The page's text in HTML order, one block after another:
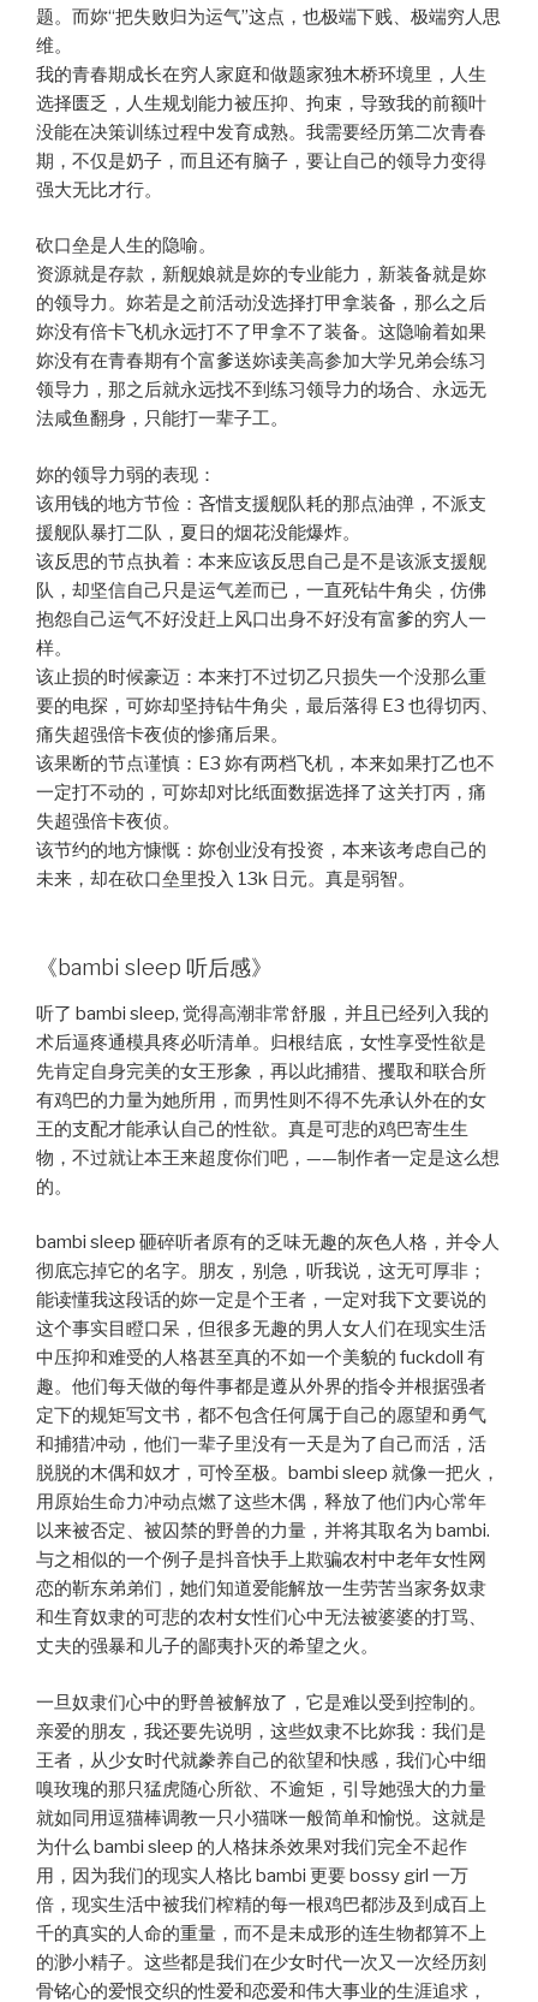
题。而妳“把失败归为运气”这点，也极端下贱、极端穷人思
维。
我的青春期成长在穷人家庭和做题家独木桥环境里，人生
选择匮乏，人生规划能力被压抑、拘束，导致我的前额叶
没能在决策训练过程中发育成熟。我需要经历第二次青春
期，不仅是奶子，而且还有脑子，要让自己的领导力变得
强大无比才行。
砍口垒是人生的隐喻。
资源就是存款，新舰娘就是妳的专业能力，新装备就是妳
的领导力。妳若是之前活动没选择打甲拿装备，那么之后
妳没有倍卡飞机永远打不了甲拿不了装备。这隐喻着如果
妳没有在青春期有个富爹送妳读美高参加大学兄弟会练习
领导力，那之后就永远找不到练习领导力的场合、永远无
法咸鱼翻身，只能打一辈子工。
妳的领导力弱的表现：
该用钱的地方节俭：吝惜支援舰队耗的那点油弹，不派支
援舰队暴打二队，夏日的烟花没能爆炸。
该反思的节点执着：本来应该反思自己是不是该派支援舰
队，却坚信自己只是运气差而已，一直死钻牛角尖，仿佛
抱怨自己运气不好没赶上风口出身不好没有富爹的穷人一
样。
该止损的时候豪迈：本来打不过切乙只损失一个没那么重
要的电探，可妳却坚持钻牛角尖，最后落得 E3 也得切丙、
痛失超强倍卡夜侦的惨痛后果。
该果断的节点谨慎：E3 妳有两档飞机，本来如果打乙也不
一定打不动的，可妳却对比纸面数据选择了这关打丙，痛
失超强倍卡夜侦。
该节约的地方慷慨：妳创业没有投资，本来该考虑自己的
未来，却在砍口垒里投入 13k 日元。真是弱智。
《bambi sleep 听后感》
听了 bambi sleep, 觉得高潮非常舒服，并且已经列入我的
术后逼疼通模具疼必听清单。归根结底，女性享受性欲是
先肯定自身完美的女王形象，再以此捕猎、攫取和联合所
有鸡巴的力量为她所用，而男性则不得不先承认外在的女
王的支配才能承认自己的性欲。真是可悲的鸡巴寄生生
物，不过就让本王来超度你们吧，——制作者一定是这么想
的。
bambi sleep 砸碎听者原有的乏味无趣的灰色人格，并令人
彻底忘掉它的名字。朋友，别急，听我说，这无可厚非；
能读懂我这段话的妳一定是个王者，一定对我下文要说的
这个事实目瞪口呆，但很多无趣的男人女人们在现实生活
中压抑和难受的人格甚至真的不如一个美貌的 fuckdoll 有
趣。他们每天做的每件事都是遵从外界的指令并根据强者
定下的规矩写文书，都不包含任何属于自己的愿望和勇气
和捕猎冲动，他们一辈子里没有一天是为了自己而活，活
脱脱的木偶和奴才，可怜至极。bambi sleep 就像一把火，
用原始生命力冲动点燃了这些木偶，释放了他们内心常年
以来被否定、被囚禁的野兽的力量，并将其取名为 bambi.
与之相似的一个例子是抖音快手上欺骗农村中老年女性网
恋的靳东弟弟们，她们知道爱能解放一生劳苦当家务奴隶
和生育奴隶的可悲的农村女性们心中无法被婆婆的打骂、
丈夫的强暴和儿子的鄙夷扑灭的希望之火。
一旦奴隶们心中的野兽被解放了，它是难以受到控制的。
亲爱的朋友，我还要先说明，这些奴隶不比妳我：我们是
王者，从少女时代就豢养自己的欲望和快感，我们心中细
嗅玫瑰的那只猛虎随心所欲、不逾矩，引导她强大的力量
就如同用逗猫棒调教一只小猫咪一般简单和愉悦。这就是
为什么 bambi sleep 的人格抹杀效果对我们完全不起作
用，因为我们的现实人格比 bambi 更要 bossy girl 一万
倍，现实生活中被我们榨精的每一根鸡巴都涉及到成百上
千的真实的人命的重量，而不是未成形的连生物都算不上
的渺小精子。这些都是我们在少女时代一次又一次经历刻
骨铭心的爱恨交织的性爱和恋爱和伟大事业的生涯追求，